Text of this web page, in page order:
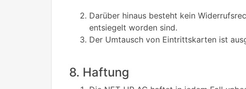
Darüber hinaus besteht kein
entsiegelt worden sind.
Der Umtausch von Eintrittskarten ist
8. Haftung